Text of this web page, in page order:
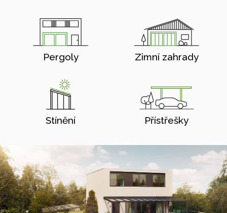
Pergoly Zimní zahrady
Stínění Přístřešky